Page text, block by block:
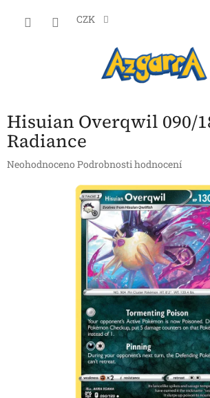
CZK
Hisuian Overqwil 090/
Radiance
Průměrné
Neohodnoceno Podrobnosti hodnocení